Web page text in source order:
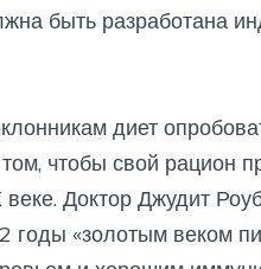
быть разработана
диет
чтобы свой рацион
Доктор Джудит
годы «золотым веком